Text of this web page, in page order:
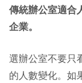
傳統辦公室適合
企業。
選辦公室不要只
的人數變化。如